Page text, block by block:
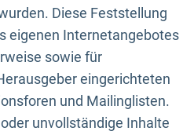
Diese Feststellung
eigenen Internetangebotes
sowie für
eingerichteten
und Mailinglisten.
unvollständige Inhalte